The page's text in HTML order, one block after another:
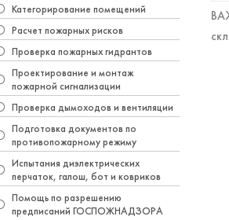
Категорирование помещений
Расчет пожарных рисков
Проверка пожарных гидрантов
Проектирование и монтаж
пожарной сигнализации
Проверка дымоходов и вентиляции
Подготовка документов по
противопожарному режиму
Испытания диэлектрических
перчаток, галош, бот и ковриков
Помощь по разрешению
предписаний ГОСПОЖНАДЗОРА